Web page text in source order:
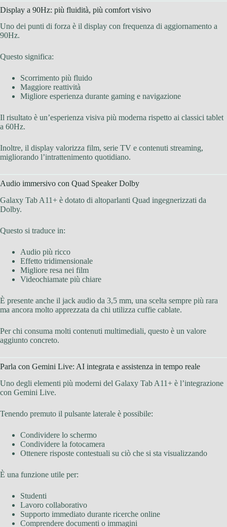
Display a 90Hz: più fluidità, più comfort visivo
Uno dei punti di forza è il display con frequenza di aggiornamento a
90Hz.
Questo significa:
Scorrimento più fluido
Maggiore reattività
Migliore esperienza durante gaming e navigazione
Il risultato è un’esperienza visiva più moderna rispetto ai classici tablet
a 60Hz.
Inoltre, il display valorizza film, serie TV e contenuti streaming,
migliorando l’intrattenimento quotidiano.
Audio immersivo con Quad Speaker Dolby
Galaxy Tab A11+ è dotato di altoparlanti Quad ingegnerizzati da
Dolby.
Questo si traduce in:
Audio più ricco
Effetto tridimensionale
Migliore resa nei film
Videochiamate più chiare
È presente anche il jack audio da 3,5 mm, una scelta sempre più rara
ma ancora molto apprezzata da chi utilizza cuffie cablate.
Per chi consuma molti contenuti multimediali, questo è un valore
aggiunto concreto.
Parla con Gemini Live: AI integrata e assistenza in tempo reale
Uno degli elementi più moderni del Galaxy Tab A11+ è l’integrazione
con Gemini Live.
Tenendo premuto il pulsante laterale è possibile:
Condividere lo schermo
Condividere la fotocamera
Ottenere risposte contestuali su ciò che si sta visualizzando
È una funzione utile per:
Studenti
Lavoro collaborativo
Supporto immediato durante ricerche online
Comprendere documenti o immagini